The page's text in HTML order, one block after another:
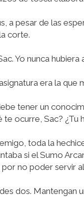
a pesar de las
corte.
Yo nunca
era la que
tener un
te ocurre, Sac?
toda la
si el Sumo
no poder servir
dos. Mantengan